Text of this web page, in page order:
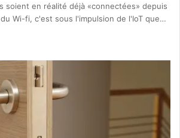
soient en réalité déjà «connectées» depuis
Wi-fi, c'est sous l'impulsion de l'IoT que…